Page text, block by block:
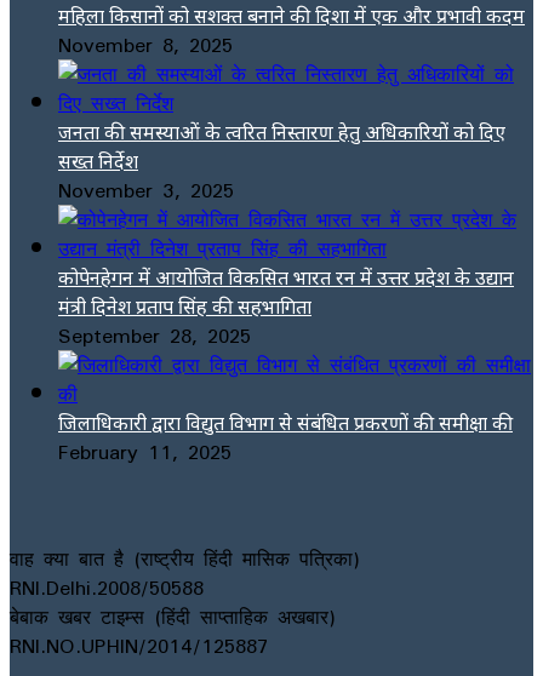
महिला किसानों को सशक्त बनाने की दिशा में एक और प्रभावी कदम
November 8, 2025
जनता की समस्याओं के त्वरित निस्तारण हेतु अधिकारियों को दिए
सख्त निर्देश
November 3, 2025
कोपेनहेगन में आयोजित विकसित भारत रन में उत्तर प्रदेश के उद्यान
मंत्री दिनेश प्रताप सिंह की सहभागिता
September 28, 2025
जिलाधिकारी द्वारा विद्युत विभाग से संबंधित प्रकरणों की समीक्षा की
February 11, 2025
वाह क्या बात है (राष्ट्रीय हिंदी मासिक पत्रिका)
RNI.Delhi.2008/50588
बेबाक खबर टाइम्स (हिंदी साप्ताहिक अखबार)
RNI.NO.UPHIN/2014/125887